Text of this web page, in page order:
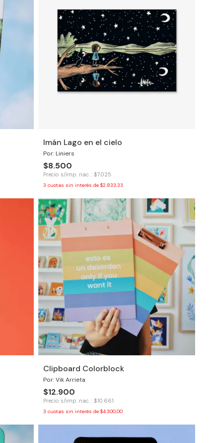
Imán Lago en el cielo
Por: Liniers
$8.500
Precio s/imp. nac. : $7.025
3 cuotas sin interés de$2.833,33
Clipboard Colorblock
Por: Vik Arrieta
$12.900
Precio s/imp. nac. : $10.661
3 cuotas sin interés de$4.300,00